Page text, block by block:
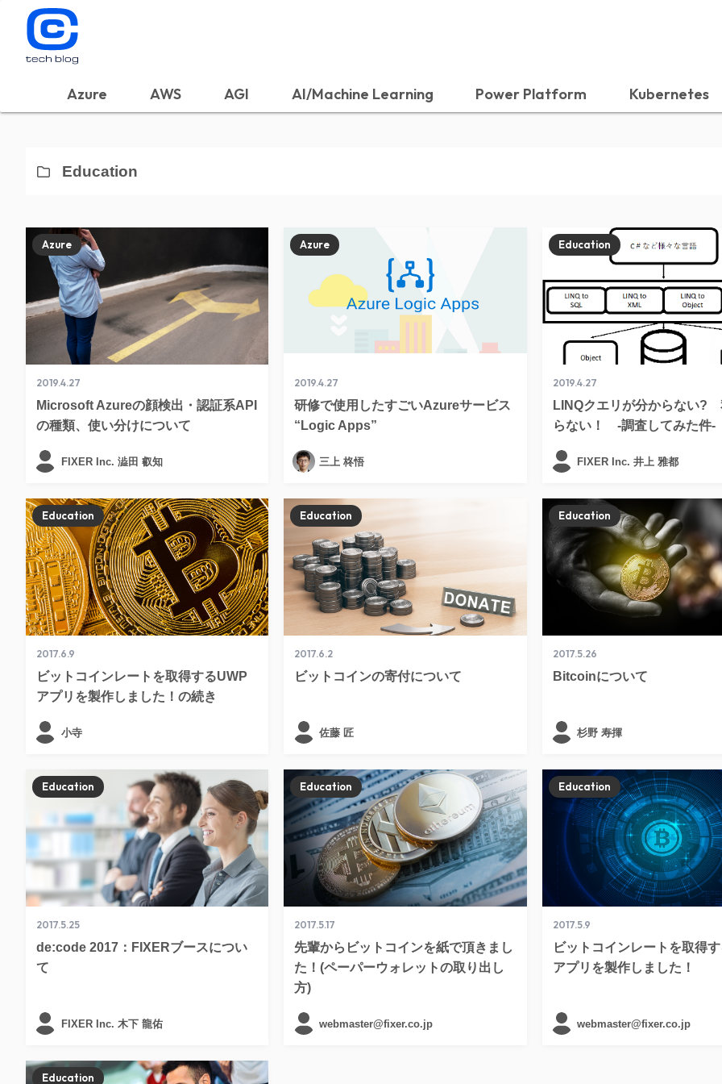
Azure AWS AGI AI/Machine Learning Power Platform Kubernetes
Education
2019.4.27
Microsoft Azureの顔検出・認証系API
の種類、使い分けについて
Azure
FIXER Inc. 澁田 叡知
2019.4.27
研修で使用したすごいAzureサービス
“Logic Apps”
Azure
三上 柊悟
2019.4.27
LINQクエリが分からない?
らない！ -調査してみた件-
Education
FIXER Inc. 井上 雅都
2017.6.9
ビットコインレートを取得するUWP
アプリを製作しました！の続き
Education
小寺
2017.6.2
ビットコインの寄付について
Education
佐藤 匠
2017.5.26
Bitcoinについて
Education
杉野 寿揮
2017.5.25
de:code 2017：FIXERブースについ
て
Education
FIXER Inc. 木下 龍佑
2017.5.17
先輩からビットコインを紙で頂きまし
た！(ペーパーウォレットの取り出し
方)
Education
webmaster@fixer.co.jp
2017.5.9
ビットコインレートを取得
アプリを製作しました！
Education
webmaster@fixer.co.jp
Education